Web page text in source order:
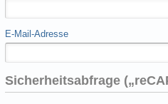
E-Mail-Adresse
Sicherheitsabfrage